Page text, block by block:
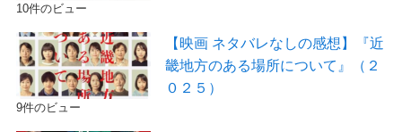
10件のビュー
【映画 ネタバレなしの感想】『近
畿地方のある場所について』（２
０２５）
9件のビュー